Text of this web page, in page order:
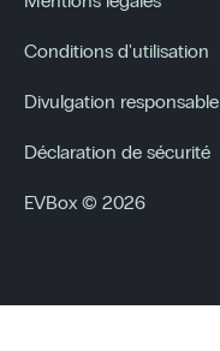
Conditions d'utilisation
Divulgation responsable
Déclaration de sécurité
EVBox © 2026